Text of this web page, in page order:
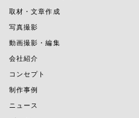
取材・文章作成
写真撮影
動画撮影・編集
会社紹介
コンセプト
制作事例
ニュース